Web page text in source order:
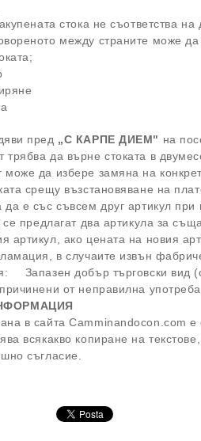
стока не съответства
между страните може да
пред „С КАРПЕ ДИЕМ" на
трябва да върне стоката в
да избере замяна на
срещу възстановяване на
е със съвсем друг артикул
предлагат два артикула за
артикул, ако цената на новия
в случаите извън
Запазен добър търговски вид
от неправилна
в сайта Camminandocon.com е
всякакво копиране на
съгласие.